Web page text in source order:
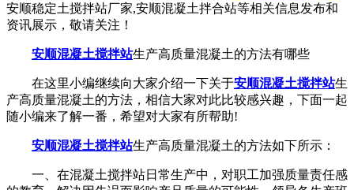
安顺稳定土搅拌站厂家,安顺混凝土拌合站等相关信息发布和
资讯展示，敬请关注！
安顺混凝土搅拌站生产高质量混凝土的方法有哪些
在这里小编继续向大家介绍一下关于安顺混凝土搅拌站生
产高质量混凝土的方法，相信大家对此比较感兴趣，下面一起
随小编来了解一番，希望对大家有所帮助!
安顺混凝土搅拌站生产高质量混凝土的方法如下所示：
一、在混凝土搅拌站日常生产中，对职工加强质量责任感